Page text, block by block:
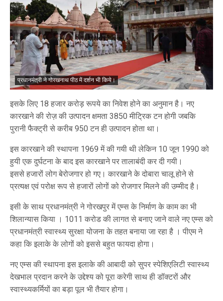
प्रधानमंत्री ने गोरखनाथ पीठ में दर्शन भी किये।
इसके लिए 18 हजार करोड़ रूपये का निवेश होने का अनुमान है। नए
कारखाने की रोज़ की उत्पादन क्षमता 3850 मीट्रिक टन होगी जबकि
पुरानी फैक्ट्री से करीब 950 टन ही उत्पादन होता था।
इस कारखाने की स्थापना 1969 में की गयी थी लेकिन 10 जून 1990 को
हुयी एक दुर्घटना के बाद इस कारखाने पर तालाबंदी कर दी गयी।
इससे हजारों लोग बेरोजगार हो गए। कारखाने के दोबारा चालू होने से
प्रत्यक्ष एवं परोक्ष रूप से हजारों लोगों को रोजगार मिलने की उम्मीद है।
इसी के साथ प्रधानमंत्री ने गोरखपुर में एम्स के निर्माण के काम का भी
शिलान्यास किया । 1011 करोड की लागत से बनाए जाने वाले नए एम्स को
प्रधानमंत्री स्वास्थ्य सुरक्षा योजना के तहत बनाया जा रहा है । पीएम ने
कहा कि इलाके के लोगों को इससे बहुत फायदा होगा।
नए एम्स की स्थापना इस इलाके की आबादी को सुपर स्पेशिएलिटी स्वास्थ्य
देखभाल प्रदान करने के उद्देश्य को पूरा करेगी साथ ही डॉक्टरों और
स्वास्थ्यकर्मियों का बड़ा पूल भी तैयार होगा।